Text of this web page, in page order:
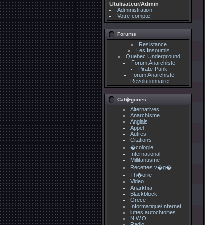
Utulisateur/Admin
Administration
Votre compte
Forums
Resistance
Les Insoumis
Quebec Underground
Forum Anarchiste
Pirate-Punk
forum Anarchiste
Revolutionnaire
Cat�gories
Alternatives
Anarchisme
Anglais
Appel
Autres
Citations
�cologie
International
Millitantisme
Recettes v�g�
Th�orie
Video
Anarkhia
Blackblock
Grece
Informatique\Internet
luttes autochtones
N.W.O